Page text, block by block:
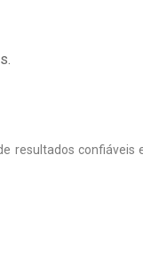
resultados